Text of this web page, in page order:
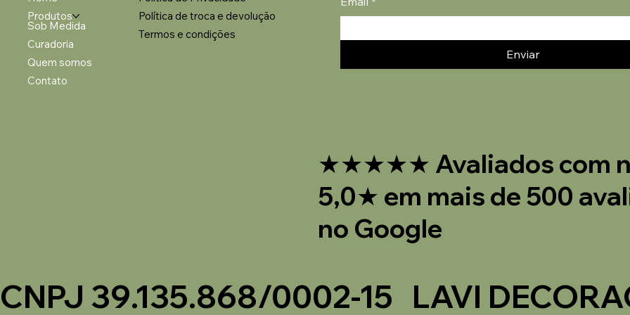
Produtos
Sob Medida
Curadoria
Quem somos
Contato
Política de troca e devolução
Termos e condições
Enviar
★★★★★ Avaliados com
5,0★ em mais de 500
no Google
CNPJ 39.135.868/0002-15 LAVI